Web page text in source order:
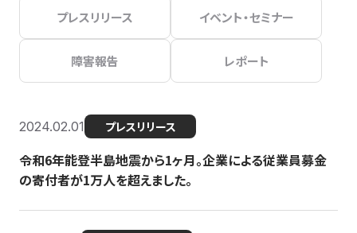
プレスリリース イベント・セミナー
障害報告 レポート
2024.02.01 プレスリリース
令和6年能登半島地震から1ヶ月。企業による従業員募金
の寄付者が1万人を超えました。